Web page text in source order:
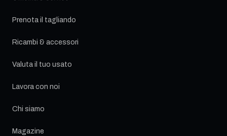
Prenota il tagliando
Ricambi & accessori
Valuta il tuo usato
Lavora con noi
Chi siamo
Magazine